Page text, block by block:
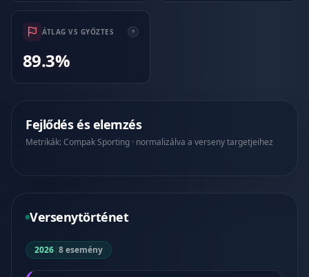
ÁTLAG VS GYŐZTES
89.3%
Fejlődés és elemzés
Metrikák: Compak Sporting · normalizálva a verseny targetjeihez
Versenytörténet
2026|8 esemény